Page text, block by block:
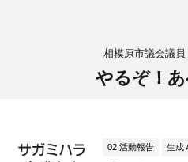
相模原市議会議
やるぞ！
02 活動報告 生成